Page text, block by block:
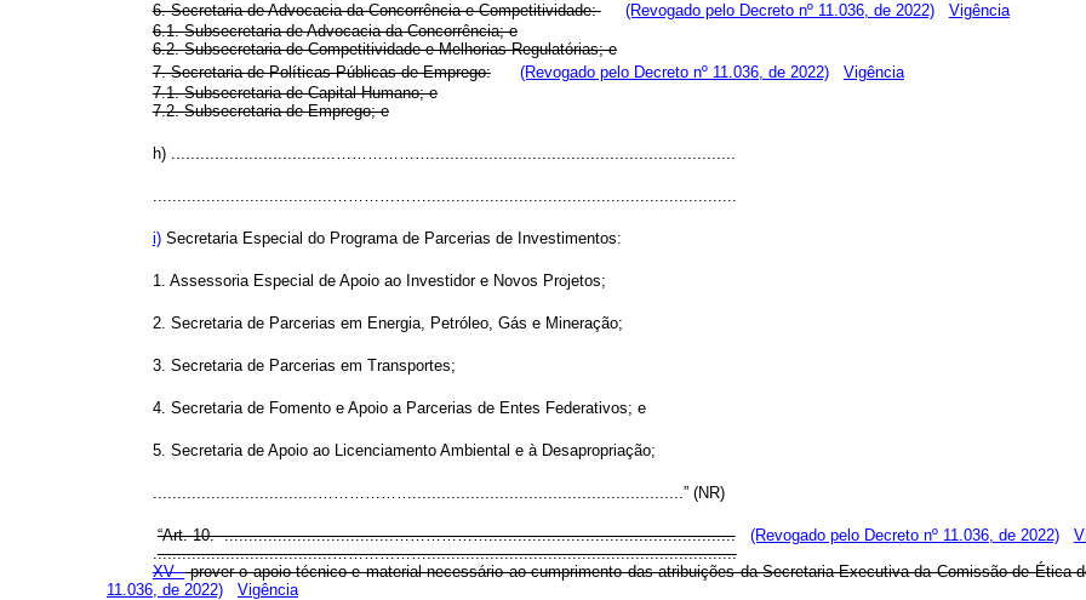
6. Secretaria de Advocacia da Concorrência e Competitividade:
(Revogado pelo Decreto nº 11.036, de 2022)
Vigência
6.1. Subsecretaria de Advocacia da Concorrência; e
6.2. Subsecretaria de Competitividade e Melhorias Regulatórias; e
7. Secretaria de Políticas Públicas de Emprego:
(Revogado pelo Decreto nº 11.036, de 2022)
Vigência
7.1. Subsecretaria de Capital Humano; e
7.2. Subsecretaria de Emprego; e
h) ..................................………………...............................................................
.....................................………………................................................................
i)Secretaria Especial do Programa de Parcerias de Investimentos:
1. Assessoria Especial de Apoio ao Investidor e Novos Projetos;
2. Secretaria de Parcerias em Energia, Petróleo, Gás e Mineração;
3. Secretaria de Parcerias em Transportes;
4. Secretaria de Fomento e Apoio a Parcerias de Entes Federativos; e
5. Secretaria de Apoio ao Licenciamento Ambiental e à Desapropriação;
..................................………………........................................................” (NR)
“Art. 10. ...................................………………................................................... (Revogado pelo Decreto nº 11.036, de 2022)
.....................................………………................................................................
XV -prover o apoio técnico e material necessário ao cumprimento das atribuições da Secretaria-Executiva da Comissão de Ética
11.036, de 2022)
Vigência